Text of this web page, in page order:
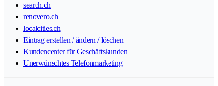
search.ch
renovero.ch
localcities.ch
Eintrag erstellen / ändern / löschen
Kundencenter für Geschäftskunden
Unerwünschtes Telefonmarketing